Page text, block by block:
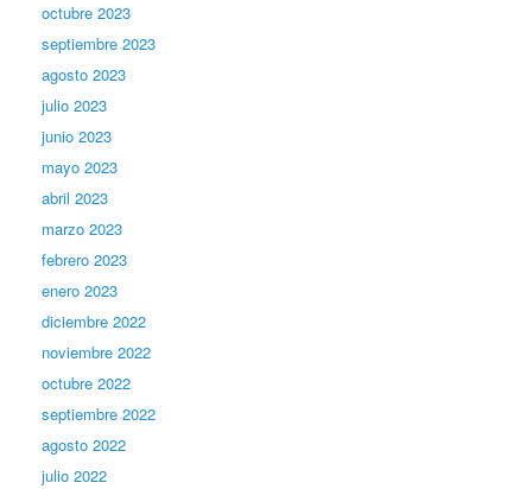
octubre 2023
septiembre 2023
agosto 2023
julio 2023
junio 2023
mayo 2023
abril 2023
marzo 2023
febrero 2023
enero 2023
diciembre 2022
noviembre 2022
octubre 2022
septiembre 2022
agosto 2022
julio 2022